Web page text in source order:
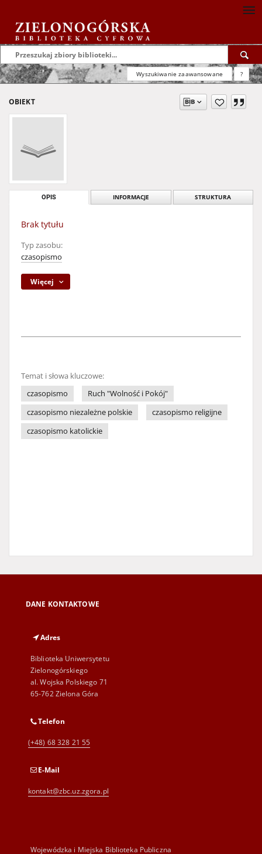
Wyszukiwanie zaawansowane ?
OBIEKT
OPIS INFORMACJE STRUKTURA
Brak tytułu
Typ zasobu:
czasopismo
Więcej
Temat i słowa kluczowe:
czasopismo
Ruch "Wolność i Pokój"
czasopismo niezależne polskie
czasopismo religijne
czasopismo katolickie
DANE KONTAKTOWE
Adres
Biblioteka Uniwersytetu
Zielonogórskiego
al. Wojska Polskiego 71
65-762 Zielona Góra
Telefon
(+48) 68 328 21 55
E-Mail
kontakt@zbc.uz.zgora.pl
Wojewódzka i Miejska Biblioteka Publiczna